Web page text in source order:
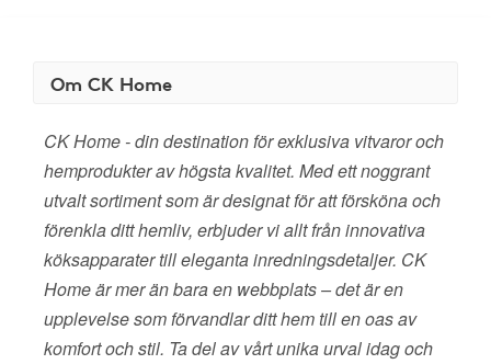
Om CK Home
CK Home - din destination för exklusiva vitvaror och
hemprodukter av högsta kvalitet. Med ett noggrant
utvalt sortiment som är designat för att försköna och
förenkla ditt hemliv, erbjuder vi allt från innovativa
köksapparater till eleganta inredningsdetaljer. CK
Home är mer än bara en webbplats – det är en
upplevelse som förvandlar ditt hem till en oas av
komfort och stil. Ta del av vårt unika urval idag och